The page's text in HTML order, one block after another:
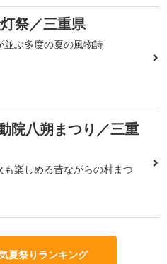
祭／三重県
並ぶ多度の夏の風物詩
院八朔まつり／三重
も楽しめる昔ながらの村まつ
夏祭りランキング